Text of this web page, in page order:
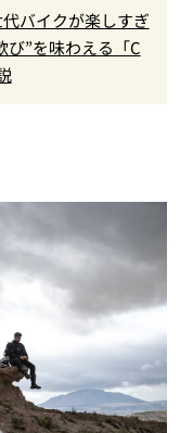
バイクが楽しすぎ
び”を味わえる「C